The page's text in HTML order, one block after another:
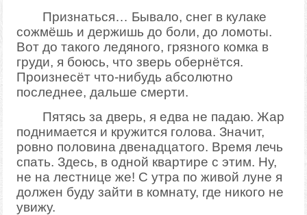
Признаться… Бывало, снег в кулаке
сожмёшь и держишь до боли, до ломоты.
Вот до такого ледяного, грязного комка в
груди, я боюсь, что зверь обернётся.
Произнесёт что-нибудь абсолютно
последнее, дальше смерти.
Пятясь за дверь, я едва не падаю. Жар
поднимается и кружится голова. Значит,
ровно половина двенадцатого. Время лечь
спать. Здесь, в одной квартире с этим. Ну,
не на лестнице же! С утра по живой луне я
должен буду зайти в комнату, где никого не
увижу.